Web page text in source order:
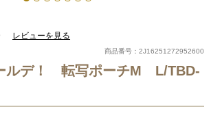
レビューを見る
商品番号：2J16251272952600
ルデ！ 転写ポーチM L/TBD-